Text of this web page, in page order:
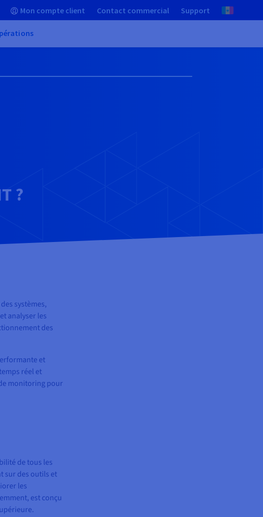
Mon compte client Contact commercial Support
?
systèmes,
analyser les
des
et
réel et
monitoring pour
de tous les
sur des outils et
les
est conçu